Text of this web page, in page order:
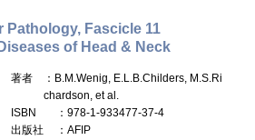
Pathology, Fascicle 11
of Head & Neck
著者
：B.M.Wenig, E.L.B.Childers, M.S.Ri
chardson, et al.
ISBN
：978-1-933477-37-4
出版社
：AFIP